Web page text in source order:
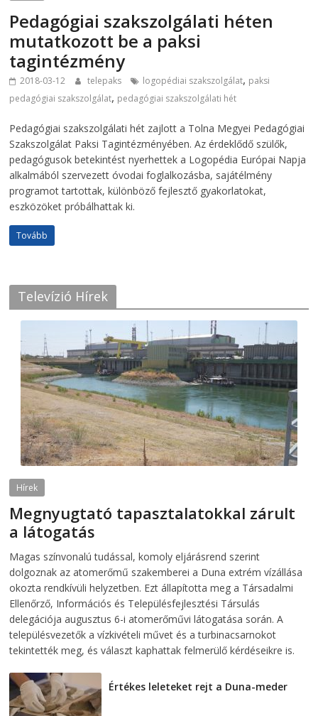
Pedagógiai szakszolgálati héten
mutatkozott be a paksi
tagintézmény
2018-03-12 telepaks logopédiai szakszolgálat, paksi
pedagógiai szakszolgálat, pedagógiai szakszolgálati hét
Pedagógiai szakszolgálati hét zajlott a Tolna Megyei Pedagógiai
Szakszolgálat Paksi Tagintézményében. Az érdeklődő szülők,
pedagógusok betekintést nyerhettek a Logopédia Európai Napja
alkalmából szervezett óvodai foglalkozásba, sajátélmény
programot tartottak, különböző fejlesztő gyakorlatokat,
eszközöket próbálhattak ki.
Tovább
Televízió Hírek
Hírek
Megnyugtató tapasztalatokkal zárult
a látogatás
Magas színvonalú tudással, komoly eljárásrend szerint
dolgoznak az atomerőmű szakemberei a Duna extrém vízállása
okozta rendkívüli helyzetben. Ezt állapította meg a Társadalmi
Ellenőrző, Információs és Településfejlesztési Társulás
delegációja augusztus 6-i atomerőművi látogatása során. A
településvezetők a vízkivételi művet és a turbinacsarnokot
tekintették meg, és választ kaphattak felmerülő kérdéseikre is.
Értékes leleteket rejt a Duna-meder